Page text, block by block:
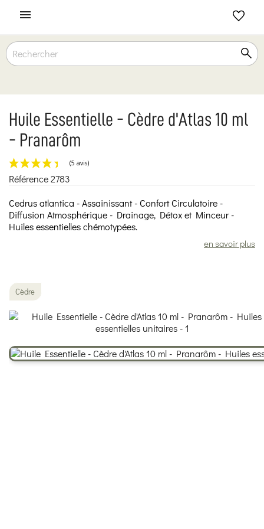

Huile Essentielle - Cèdre d'Atlas 10 ml
- Pranarôm
Référence2783
Cedrus atlantica - Assainissant - Confort Circulatoire -
Diffusion Atmosphérique - Drainage, Détox et Minceur -
Huiles essentielles chémotypées.
en savoir plus
Cèdre